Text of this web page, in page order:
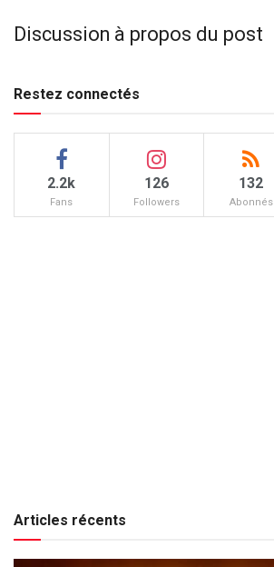
Discussion à propos du post
Restez connectés
2.2k
Fans
126
Followers
132
Abonnés
Articles récents